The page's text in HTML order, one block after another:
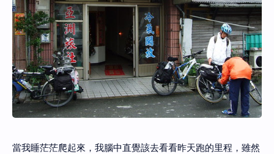
當我睡茫茫爬起來，我腦中直覺該去看看昨天跑的里程，雖然